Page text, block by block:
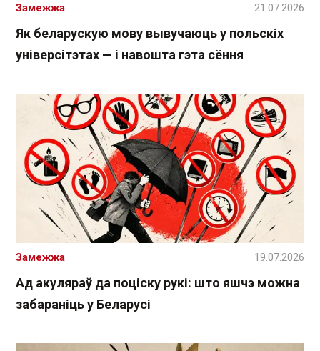
Як беларускую мову вывучаюць у польскіх
універсітэтах — і навошта гэта сёння
Замежжа 21.07.2026
Ад акуляраў да поціску рукі: што яшчэ можна
забараніць у Беларусі
Замежжа 19.07.2026